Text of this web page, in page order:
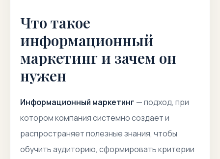
Что такое
информационный
маркетинг и зачем он
нужен
Информационный маркетинг — подход, при
котором компания системно создает и
распространяет полезные знания, чтобы
обучить аудиторию, сформировать критерии